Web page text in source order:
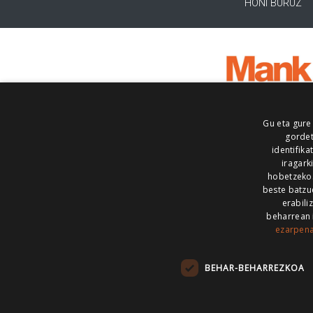
HONI BURUZ
ALEA
MAILOPE NOAUA
Gu eta
hobetzeko.
beste
BEHAR-BEHARREZKOA